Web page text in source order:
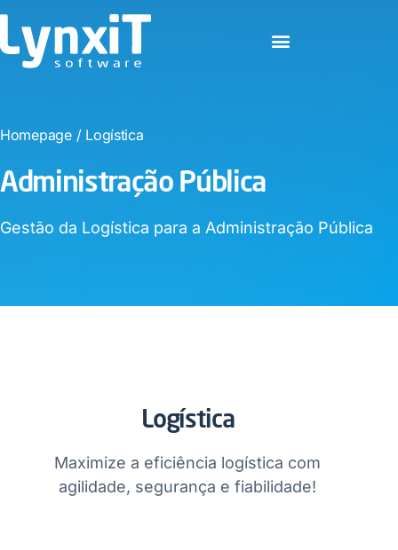
Homepage/ Logística
Administração Pública​
Gestão da Logística para a Administração Pública
Logística​
Maximize a eficiência logística com
agilidade, segurança e fiabilidade!